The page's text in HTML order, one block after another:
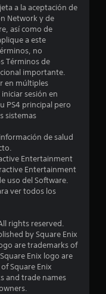
n
3
6
a
l
i
i
c
a
a la aceptación de
Network y de
así como de
a este
no
Términos de
importante.
en múltiples
sesión en
PS4 principal pero
sistemas
de salud
Entertainment
Entertainment
uso del Software.
ver todos los
rights reserved.
by Square Enix
are trademarks of
Enix logo are
Square Enix
and trade names